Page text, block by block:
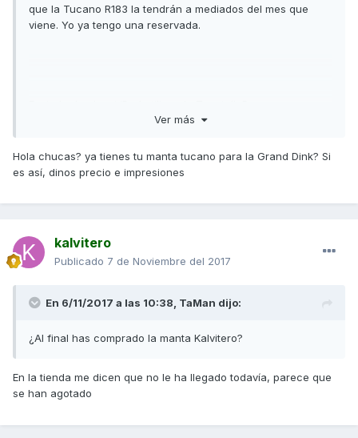
que la Tucano R183 la tendrán a mediados del mes que
viene. Yo ya tengo una reservada.
Ver más
Hola chucas? ya tienes tu manta tucano para la Grand Dink? Si
es así, dinos precio e impresiones
kalvitero
Publicado 7 de Noviembre del 2017
En 6/11/2017 a las 10:38, TaMan dijo:
¿Al final has comprado la manta Kalvitero?
En la tienda me dicen que no le ha llegado todavía, parece que
se han agotado